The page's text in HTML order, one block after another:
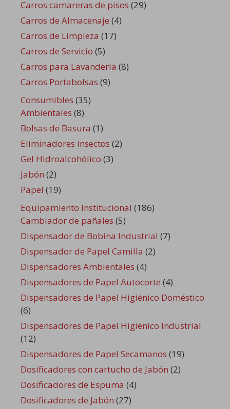
Carros camareras de pisos (29)
Carros de Almacenaje (4)
Carros de Limpieza (17)
Carros de Servicio (5)
Carros para Lavandería (8)
Carros Portabolsas (9)
Consumibles (35)
Ambientales (8)
Bolsas de Basura (1)
Eliminadores insectos (2)
Gel Hidroalcohólico (3)
Jabón (2)
Papel (19)
Equipamiento Institucional (186)
Cambiador de pañales (5)
Dispensador de Bobina Industrial (7)
Dispensador de Papel Camilla (2)
Dispensadores Ambientales (4)
Dispensadores de Papel Autocorte (4)
Dispensadores de Papel Higiénico Doméstico
(6)
Dispensadores de Papel Higiénico Industrial
(12)
Dispensadores de Papel Secamanos (19)
Dosificadores con cartucho de Jabón (2)
Dosificadores de Espuma (4)
Dosificadores de Jabón (27)